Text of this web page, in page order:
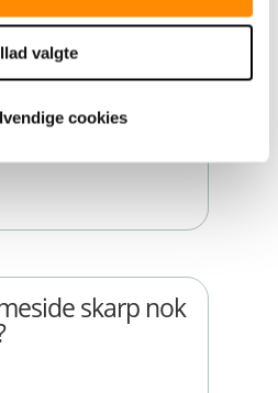
valgte
cookies
gode kommunikation
skarp nok